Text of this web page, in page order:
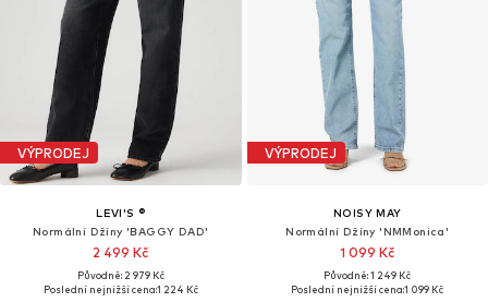
VÝPRODEJ
LEVI'S ®
Normální Džíny 'BAGGY DAD'
2 499 Kč
Původně: 2 979 Kč
Poslední nejnižší cena:1 224 Kč
VÝPRODEJ
NOISY MAY
Normální Džíny 'NMMonica'
1 099 Kč
Původně: 1 249 Kč
Poslední nejnižší cena:1 099 Kč